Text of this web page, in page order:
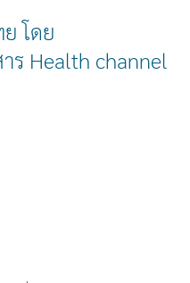
โดย
ร Health channel